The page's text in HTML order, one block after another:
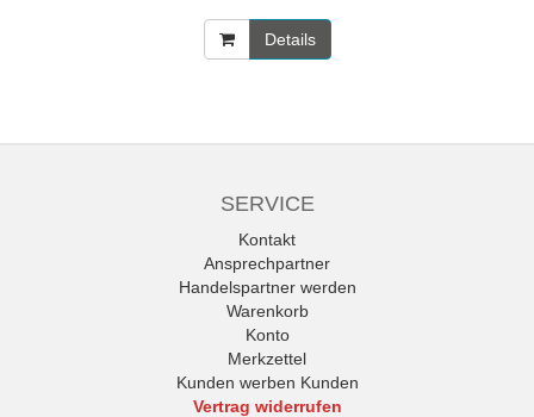
Details
SERVICE
Kontakt
Ansprechpartner
Handelspartner werden
Warenkorb
Konto
Merkzettel
Kunden werben Kunden
Vertrag widerrufen